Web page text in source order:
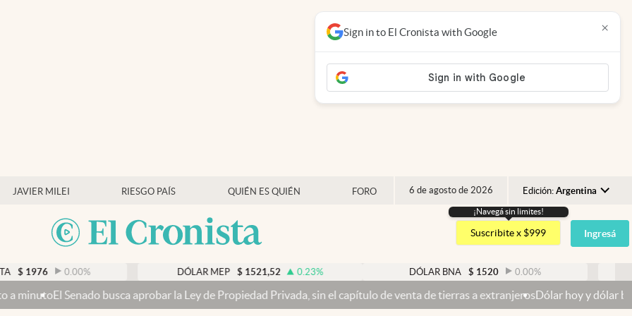
JAVIER MILEI RIESGO PAÍS QUIÉN ES QUIÉN FORO 6 de agosto de 2026 Edición: Argentina
Argentina
España
USA
Colombia
¡Navegá sin limites!
Suscribite x $999 Ingresá
0.00% $ 1521,52 0.23% $ 1520 0.00 %
busca aprobar la Ley de Propiedad Privada, sin el capítulo de venta de tierras a extranjerosDólar hoy y dólar blue hoy: cuál es la
Sign in to El Cronista with Google ×